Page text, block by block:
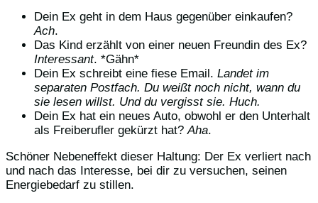
Dein Ex geht in dem Haus gegenüber einkaufen?
Ach.
Das Kind erzählt von einer neuen Freundin des Ex?
Interessant. *Gähn*
Dein Ex schreibt eine fiese Email. Landet im
separaten Postfach. Du weißt noch nicht, wann du
sie lesen willst. Und du vergisst sie. Huch.
Dein Ex hat ein neues Auto, obwohl er den Unterhalt
als Freiberufler gekürzt hat?Aha.
Schöner Nebeneffekt dieser Haltung: Der Ex verliert nach
und nach das Interesse, bei dir zu versuchen, seinen
Energiebedarf zu stillen.